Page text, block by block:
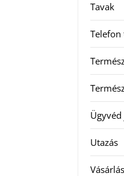
Tavak
Telefon
Utazás
Vásárlás